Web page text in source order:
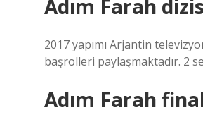
Adım Farah
2017 yapımı Arjantin
başrolleri paylaşmaktadır. 2
Adım Farah